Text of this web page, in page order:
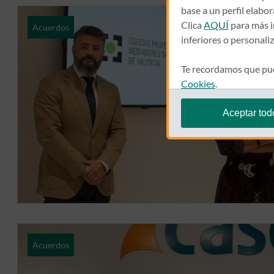
Acuerdos
Acuerdos
base a un perfil
Clica AQUÍ para más
inferiores o
Te recordamos que
Cookies
Aceptar